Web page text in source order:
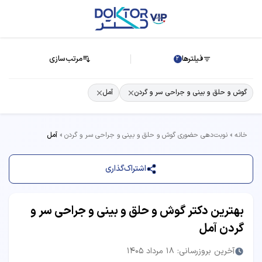
فیلترها 2 مرتب‌سازی
گوش و حلق و بینی و جراحی سر و گردن آمل
خانه نوبت‌دهی حضوری گوش و حلق و بینی و جراحی سر و گردن آمل
اشتراک‌گذاری
بهترین دکتر گوش و حلق و بینی و جراحی سر و
گردن آمل
آخرین بروزرسانی: 18 مرداد 1405